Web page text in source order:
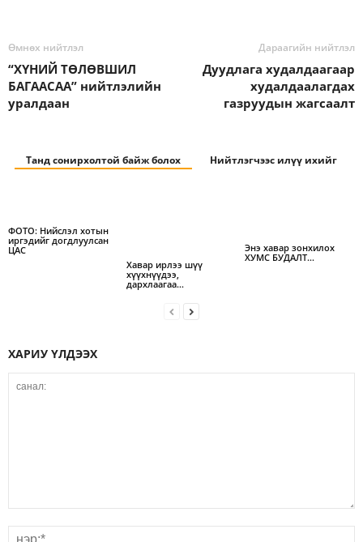
Өмнөх нийтлэл
“ХҮНИЙ ТӨЛӨВШИЛ
БАГААСАА” нийтлэлийн
уралдаан
Дараагийн нийтлэл
Дуудлага худалдаагаар
худалдаалагдах
газруудын жагсаалт
Танд сонирхолтой байж болох Нийтлэгчээс илүү ихийг
ФОТО: Нийслэл хотын
иргэдийг догдлуулсан
ЦАС
Хавар ирлээ шүү
хүүхнүүдээ,
дархлаагаа…
Энэ хавар зонхилох
ХУМС БУДАЛТ…
ХАРИУ ҮЛДЭЭХ